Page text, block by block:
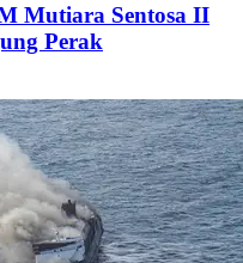
Mutiara Sentosa II
Perak